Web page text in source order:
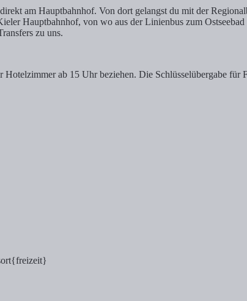
am Hauptbahnhof. Von dort gelangst du mit der
Hauptbahnhof, von wo aus der Linienbus zum
zu uns.
ab 15 Uhr beziehen. Die Schlüsselübergabe für
{freizeit}